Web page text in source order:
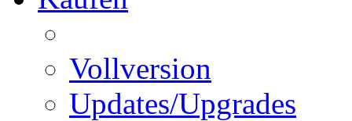
Vollversion
Updates/Upgrades